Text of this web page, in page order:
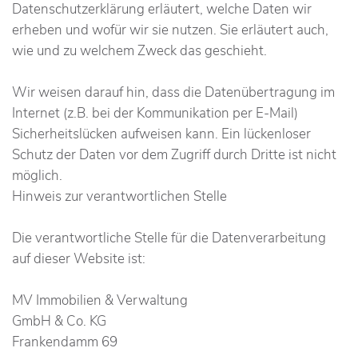
Datenschutzerklärung erläutert, welche Daten wir
erheben und wofür wir sie nutzen. Sie erläutert auch,
wie und zu welchem Zweck das geschieht.
Wir weisen darauf hin, dass die Datenübertragung im
Internet (z.B. bei der Kommunikation per E-Mail)
Sicherheitslücken aufweisen kann. Ein lückenloser
Schutz der Daten vor dem Zugriff durch Dritte ist nicht
möglich.
Hinweis zur verantwortlichen Stelle
Die verantwortliche Stelle für die Datenverarbeitung
auf dieser Website ist:
MV Immobilien & Verwaltung
GmbH & Co. KG
Frankendamm 69